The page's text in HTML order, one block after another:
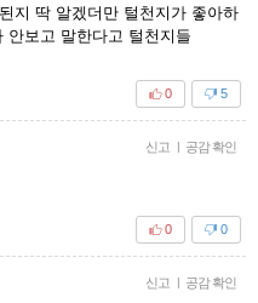
지 딱 알겠더만 털천지가 좋아하
안보고 말한다고 털천지들
5
0
신고 | 공감 확인
0
0
신고 | 공감 확인